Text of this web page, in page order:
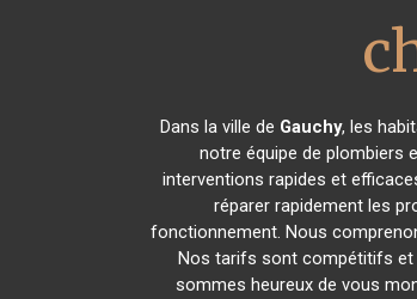
Dans la ville de Gauchy, les
notre équipe de plombiers
interventions rapides et
réparer rapidement les
fonctionnement. Nous
Nos tarifs sont compétitifs et
sommes heureux de vous